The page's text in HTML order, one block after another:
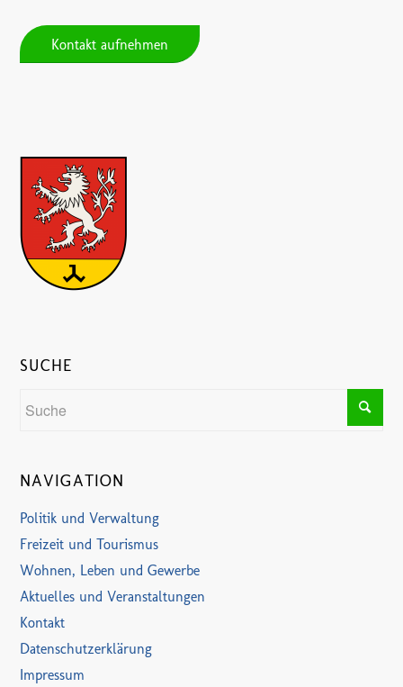
Kontakt aufnehmen
SUCHE
NAVIGATION
Politik und Verwaltung
Freizeit und Tourismus
Wohnen, Leben und Gewerbe
Aktuelles und Veranstaltungen
Kontakt
Datenschutzerklärung
Impressum